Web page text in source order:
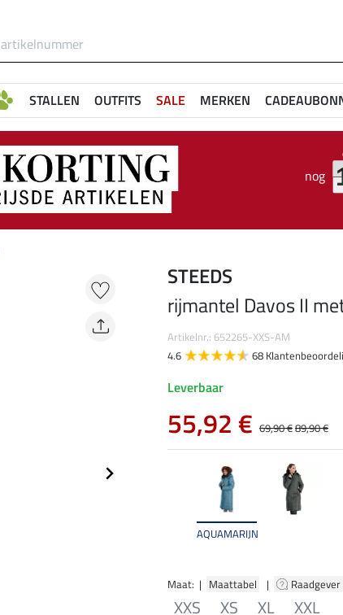
STALLEN OUTFITS SALE MERKEN
nog
AQUAMARIJN
Maat: | Maattabel | Raadgever
XXS XS XL XXL
STEEDS
rijmantel Davos II
Artikelnr.: 652265-XXS-AM
4.6
68
Leverbaar
55,92 € 69,90 €89,90 €